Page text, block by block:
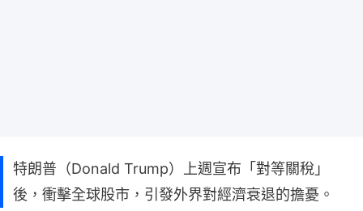
特朗普（Donald Trump）上週宣布「對等關稅」
後，衝擊全球股市，引發外界對經濟衰退的擔憂。